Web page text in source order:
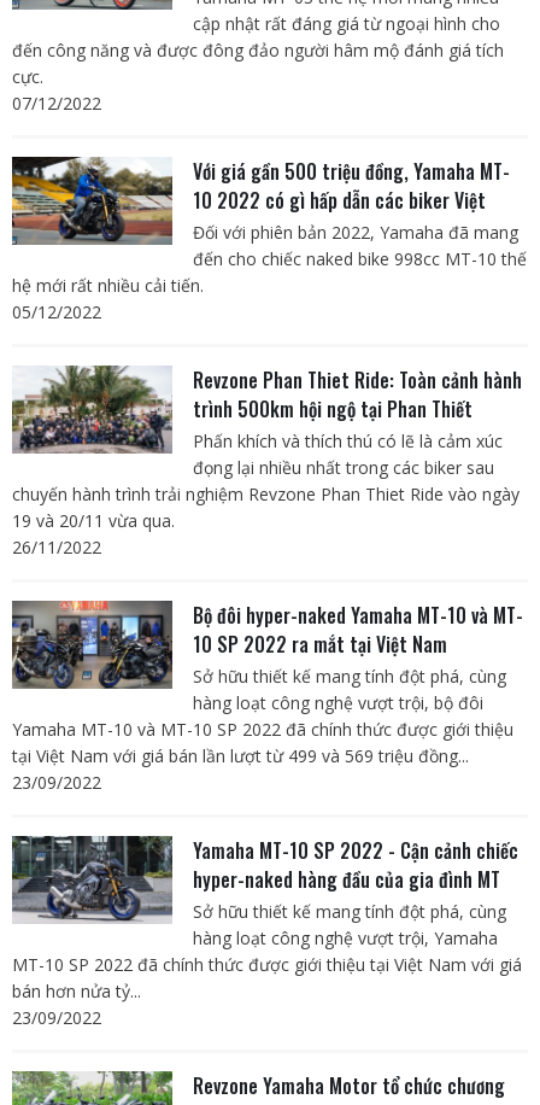
cập nhật rất đáng giá từ ngoại hình cho
đến công năng và được đông đảo người hâm mộ đánh giá tích
cực.
07/12/2022
Với giá gần 500 triệu đồng, Yamaha MT-
10 2022 có gì hấp dẫn các biker Việt
Đối với phiên bản 2022, Yamaha đã mang
đến cho chiếc naked bike 998cc MT-10 thế
hệ mới rất nhiều cải tiến.
05/12/2022
Revzone Phan Thiet Ride: Toàn cảnh hành
trình 500km hội ngộ tại Phan Thiết
Phấn khích và thích thú có lẽ là cảm xúc
đọng lại nhiều nhất trong các biker sau
chuyến hành trình trải nghiệm Revzone Phan Thiet Ride vào ngày
19 và 20/11 vừa qua.
26/11/2022
Bộ đôi hyper-naked Yamaha MT-10 và MT-
10 SP 2022 ra mắt tại Việt Nam
Sở hữu thiết kế mang tính đột phá, cùng
hàng loạt công nghệ vượt trội, bộ đôi
Yamaha MT-10 và MT-10 SP 2022 đã chính thức được giới thiệu
tại Việt Nam với giá bán lần lượt từ 499 và 569 triệu đồng...
23/09/2022
Yamaha MT-10 SP 2022 - Cận cảnh chiếc
hyper-naked hàng đầu của gia đình MT
Sở hữu thiết kế mang tính đột phá, cùng
hàng loạt công nghệ vượt trội, Yamaha
MT-10 SP 2022 đã chính thức được giới thiệu tại Việt Nam với giá
bán hơn nửa tỷ...
23/09/2022
Revzone Yamaha Motor tổ chức chương